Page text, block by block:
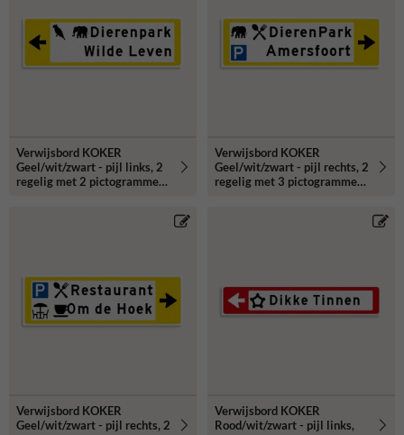
Verwijsbord KOKER
Geel/wit/zwart - pijl links, 2
regelig met 2 pictogrammen
Verwijsbord KOKER
Geel/wit/zwart - pijl rechts, 2
regelig met 3 pictogrammen
Verwijsbord KOKER
Geel/wit/zwart - pijl rechts, 2
Verwijsbord KOKER
Rood/wit/zwart - pijl links,